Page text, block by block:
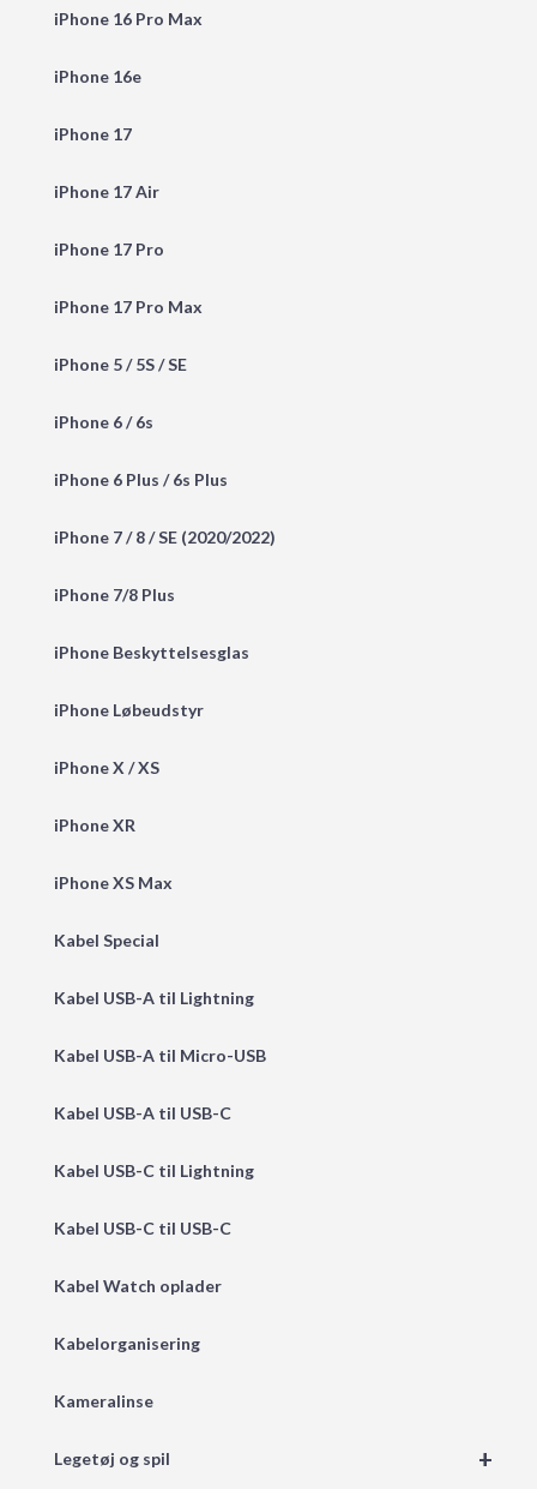
iPhone 16 Pro Max
iPhone 16e
iPhone 17
iPhone 17 Air
iPhone 17 Pro
iPhone 17 Pro Max
iPhone 5 / 5S / SE
iPhone 6 / 6s
iPhone 6 Plus / 6s Plus
iPhone 7 / 8 / SE (2020/2022)
iPhone 7/8 Plus
iPhone Beskyttelsesglas
iPhone Løbeudstyr
iPhone X / XS
iPhone XR
iPhone XS Max
Kabel Special
Kabel USB-A til Lightning
Kabel USB-A til Micro-USB
Kabel USB-A til USB-C
Kabel USB-C til Lightning
Kabel USB-C til USB-C
Kabel Watch oplader
Kabelorganisering
Kameralinse
+
Legetøj og spil